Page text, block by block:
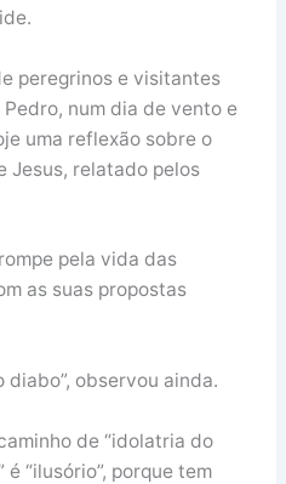
peregrinos e visitantes
num dia de vento e
uma reflexão sobre o
Jesus, relatado pelos
pela vida das
as suas propostas
diabo”, observou ainda.
de “idolatria do
“ilusório”, porque tem